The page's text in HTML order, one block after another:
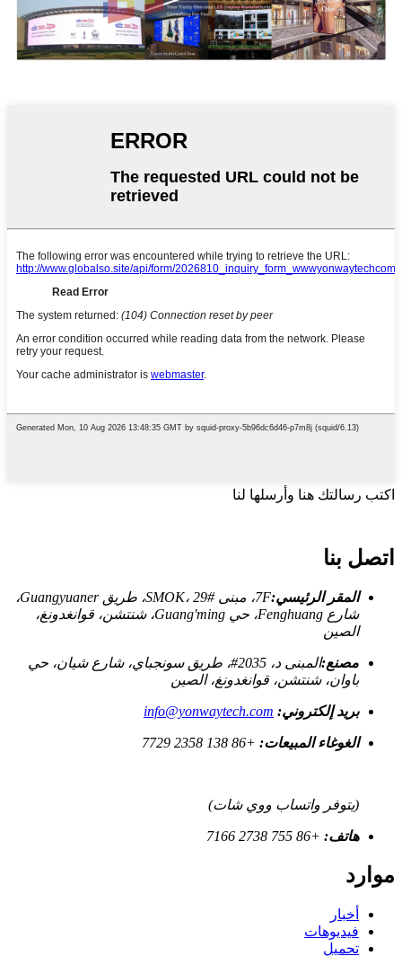
اكتب رسالتك هنا وأرسلها لنا
اتصل بنا
المقر الرئيسي:
7F، مبنى SMOK، 29#، طريق Guangyuaner،
شارع Fenghuang، حي Guang'ming، شنتشن، قوانغدونغ،
الصين
مصنع:
المبنى د، 2035#، طريق سونجباي، شارع شيان، حي
باوان، شنتشن، قوانغدونغ، الصين
بريد إلكتروني: info@yonwaytech.com
الغوغاء المبيعات: +86 138 2358 7729
(يتوفر واتساب ووي شات)
هاتف: +86 755 2738 7166
موارد
أخبار
فيديوهات
تحميل